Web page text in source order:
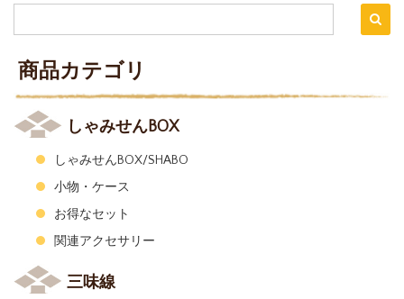
商品カテゴリ
しゃみせんBOX
しゃみせんBOX/SHABO
小物・ケース
お得なセット
関連アクセサリー
三味線